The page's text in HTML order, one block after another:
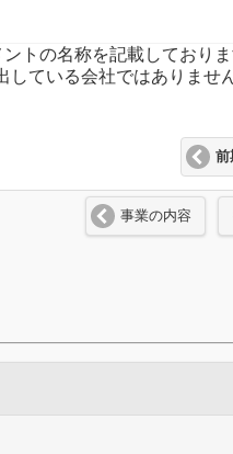
トの名称を記載しておりま
ている会社ではありません
前
事業の内容